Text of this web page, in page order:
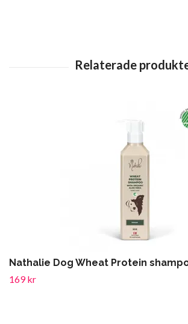
Nathalie Dog Wheat Protein
169 kr